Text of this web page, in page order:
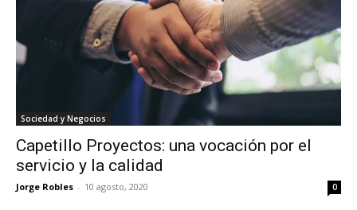
Sociedad y Negocios
Capetillo Proyectos: una vocación por el
servicio y la calidad
Jorge Robles - 10 agosto, 2020 0